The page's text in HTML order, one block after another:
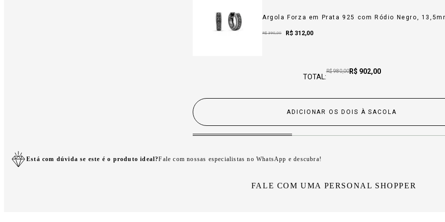
Argola Forza em Prata 925 com Ródio Negro,
Sale Price:
R$ 390,00 Sale Price:
R$ 312,00
TOTAL:
Original price:
R$ 980,00Price:
R$ 902,00
ADICIONAR OS DOIS À SACOLA
Está com dúvida se este é o produto ideal?Fale com nossas especialistas no WhatsApp e descubra!
FALE COM UMA PERSONAL SHOPPER